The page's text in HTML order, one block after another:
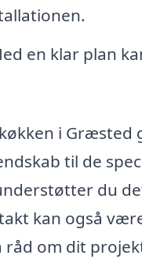
en klar plan
i Græsted
til de
du
kan også
råd om dit